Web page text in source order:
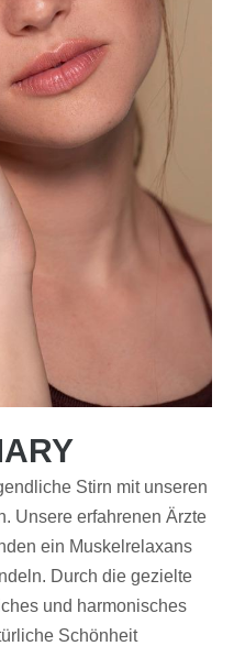
Stirn mit unseren
Unsere erfahrenen Ärzte
ein Muskelrelaxans
Durch die gezielte
und harmonisches
Schönheit